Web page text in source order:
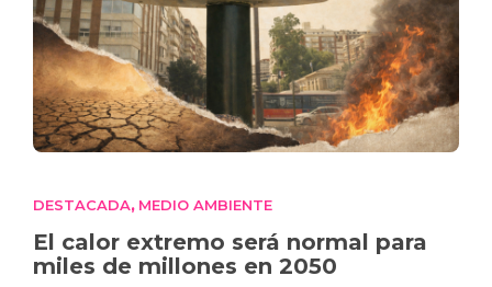
DESTACADA, MEDIO AMBIENTE
El calor extremo será normal para
miles de millones en 2050